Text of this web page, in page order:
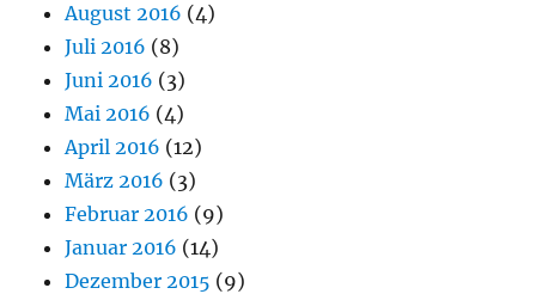
August 2016 (4)
Juli 2016 (8)
Juni 2016 (3)
Mai 2016 (4)
April 2016 (12)
März 2016 (3)
Februar 2016 (9)
Januar 2016 (14)
Dezember 2015 (9)